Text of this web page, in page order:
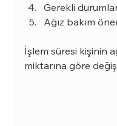
Gerekli
Ağız bakım
İşlem süresi kişinin
miktarına göre